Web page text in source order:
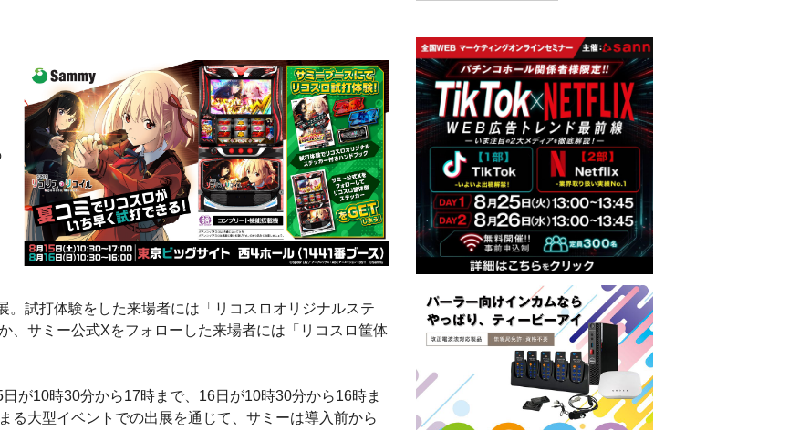
。試打体験をした来場者には「リコスロオリジナルステ
、サミー公式Xをフォローした来場者には「リコスロ筐体
が10時30分から17時まで、16日が10時30分から16時ま
る大型イベントでの出展を通じて、サミーは導入前から